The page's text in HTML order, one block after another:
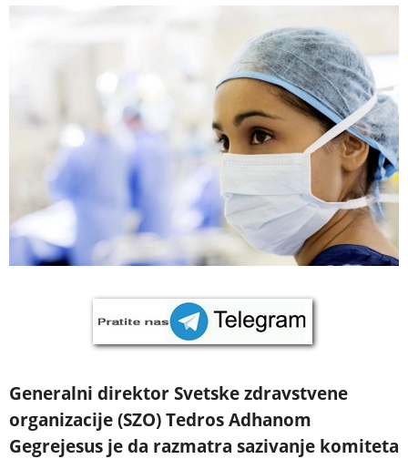
Generalni direktor Svetske zdravstvene
organizacije (SZO) Tedros Adhanom
Gegrejesus je da razmatra sazivanje komiteta